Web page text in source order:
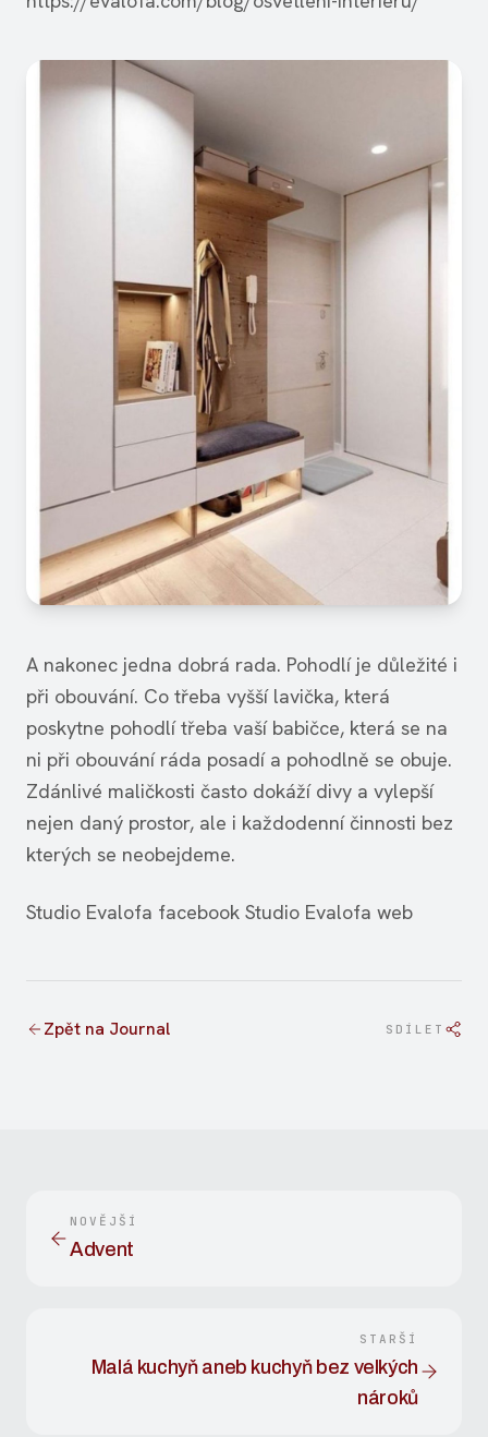
A nakonec jedna dobrá rada. Pohodlí je důležité i
při obouvání. Co třeba vyšší lavička, která
poskytne pohodlí třeba vaší babičce, která se na
ni při obouvání ráda posadí a pohodlně se obuje.
Zdánlivé maličkosti často dokáží divy a vylepší
nejen daný prostor, ale i každodenní činnosti bez
kterých se neobejdeme.
Studio Evalofa facebook Studio Evalofa web
Zpět na Journal SDÍLET
NOVĚJŠÍ
Advent
STARŠÍ
Malá kuchyň aneb kuchyň bez velkých
nároků